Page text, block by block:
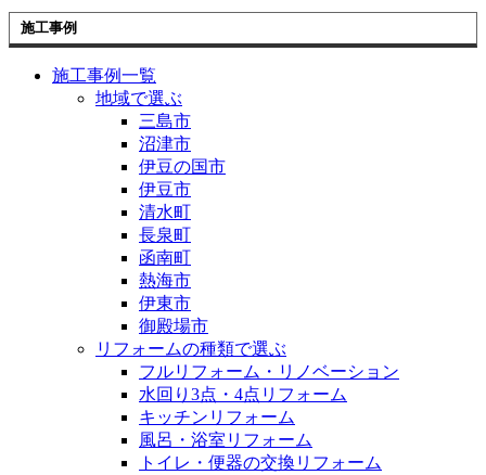
施工事例
施工事例一覧
地域で選ぶ
三島市
沼津市
伊豆の国市
伊豆市
清水町
長泉町
函南町
熱海市
伊東市
御殿場市
リフォームの種類で選ぶ
フルリフォーム・リノベーション
水回り3点・4点リフォーム
キッチンリフォーム
風呂・浴室リフォーム
トイレ・便器の交換リフォーム